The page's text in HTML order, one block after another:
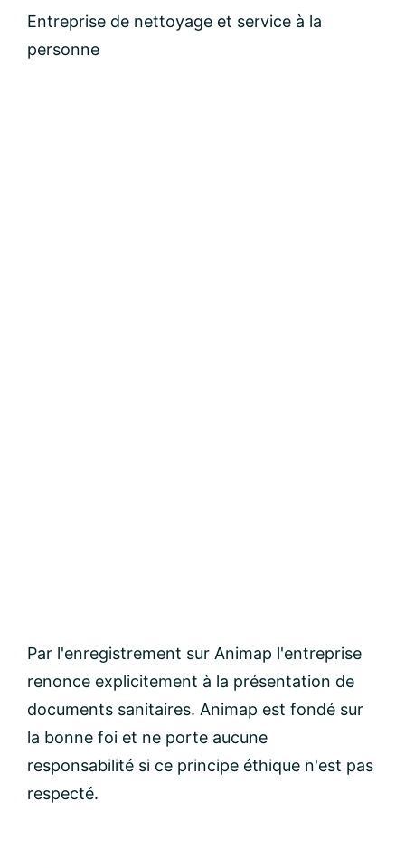
Entreprise de nettoyage et service à la
personne
Par l'enregistrement sur Animap l'entreprise
renonce explicitement à la présentation de
documents sanitaires. Animap est fondé sur
la bonne foi et ne porte aucune
responsabilité si ce principe éthique n'est pas
respecté.